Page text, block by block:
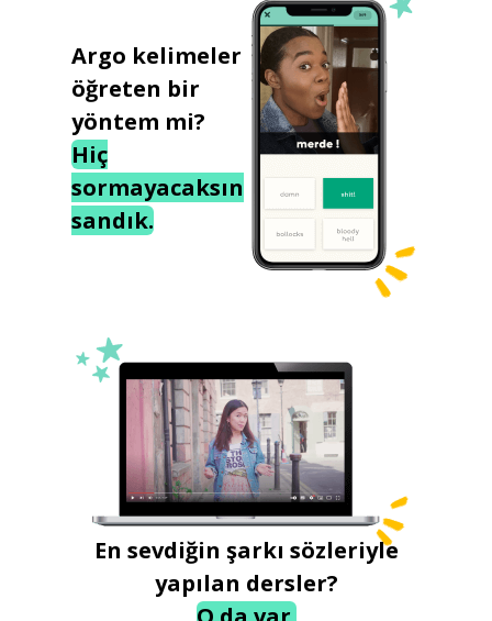
Argo kelimeler
öğreten bir
yöntem mi?
Hiç
sormayacaksın
sandık.
En sevdiğin şarkı sözleriyle
yapılan dersler?